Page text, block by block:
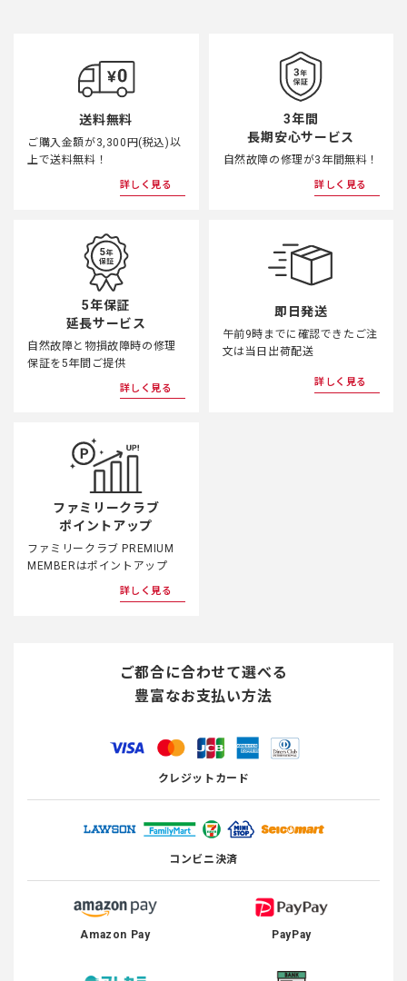
送料無料
ご購入金額が3,300円(税込)以
上で送料無料！
詳しく見る
3年間
長期安心サービス
自然故障の修理が3年間無料！
詳しく見る
5年保証
延長サービス
自然故障と物損故障時の修理
保証を5年間ご提供
詳しく見る
即日発送
午前9時までに確認できたご注
文は当日出荷配送
詳しく見る
ファミリークラブ
ポイントアップ
ファミリークラブ PREMIUM
MEMBERはポイントアップ
詳しく見る
ご都合に合わせて選べる
豊富なお支払い方法
クレジットカード
コンビニ決済
Amazon Pay PayPay